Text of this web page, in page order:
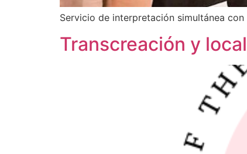
Servicio de interpretación simultánea con
Transcreación y